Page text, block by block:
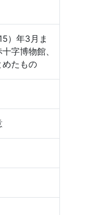
）年3月ま
字博物館、
めたもの